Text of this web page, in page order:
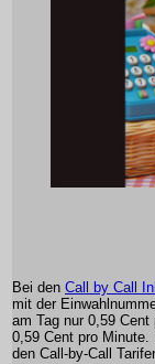
Bei den Call by Call
mit der
am Tag nur 0,59
0,59 Cent pro
den Call-by-Call